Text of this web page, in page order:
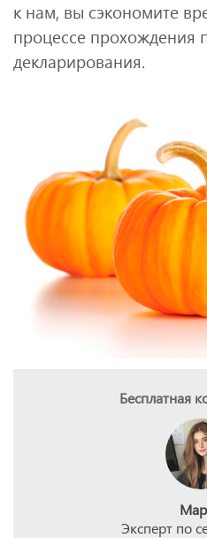
к нам, вы сэкономите
процессе прохождения
декларирования.
Бесплатная
Эксперт по